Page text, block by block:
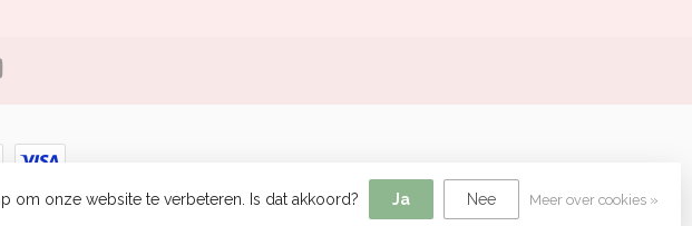
om onze website te verbeteren. Is dat akkoord? Ja Nee Meer over cookies »